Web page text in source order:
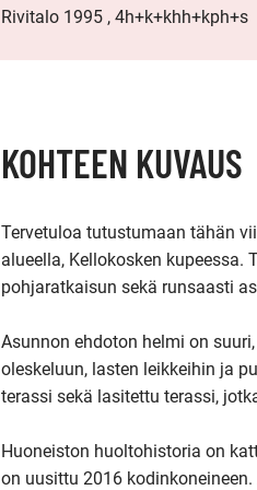
Rivitalo 1995 , 4h+k+khh+kph+s
KOHTEEN KUVAUS
Tervetuloa tutustumaan tähän
alueella, Kellokosken
pohjaratkaisun sekä runsaasti
Asunnon ehdoton helmi on
oleskeluun, lasten leikkeihin ja
terassi sekä lasitettu terassi,
Huoneiston huoltohistoria on
on uusittu 2016